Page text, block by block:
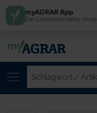
myAGRAR App
Der Landwirtschafts-Shop